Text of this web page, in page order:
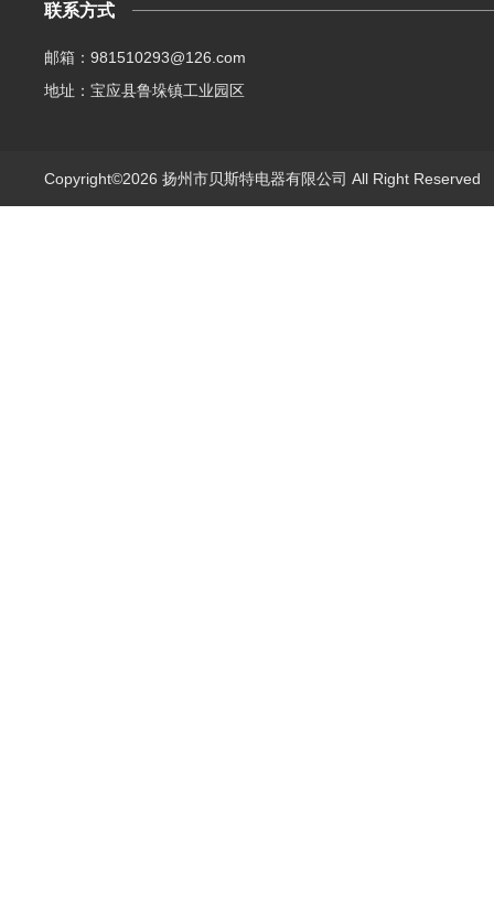
联系方式
邮箱：981510293@126.com
地址：宝应县鲁垛镇工业园区
Copyright©2026 扬州市贝斯特电器有限公司 All Right